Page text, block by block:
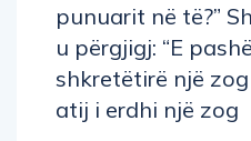
punuarit në të?”
u përgjigj: “E
shkretëtirë një
atij i erdhi një zog